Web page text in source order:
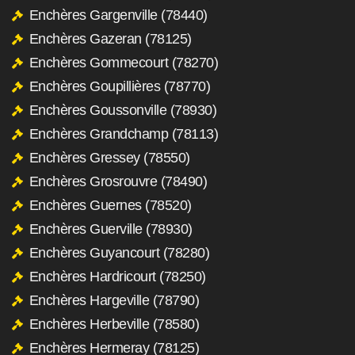
Enchères Gargenville (78440)
Enchères Gazeran (78125)
Enchères Gommecourt (78270)
Enchères Goupillières (78770)
Enchères Goussonville (78930)
Enchères Grandchamp (78113)
Enchères Gressey (78550)
Enchères Grosrouvre (78490)
Enchères Guernes (78520)
Enchères Guerville (78930)
Enchères Guyancourt (78280)
Enchères Hardricourt (78250)
Enchères Hargeville (78790)
Enchères Herbeville (78580)
Enchères Hermeray (78125)